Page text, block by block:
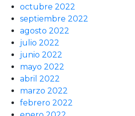
octubre 2022
septiembre 2022
agosto 2022
julio 2022
junio 2022
mayo 2022
abril 2022
marzo 2022
febrero 2022